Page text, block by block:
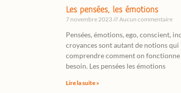
Les pensées, les émotions
7 novembre 2023 Aucun commentaire
Pensées, émotions, ego, conscient,
croyances sont autant de notions
comprendre comment on fonctionne
besoin. Les pensées les émotions
Lire la suite »